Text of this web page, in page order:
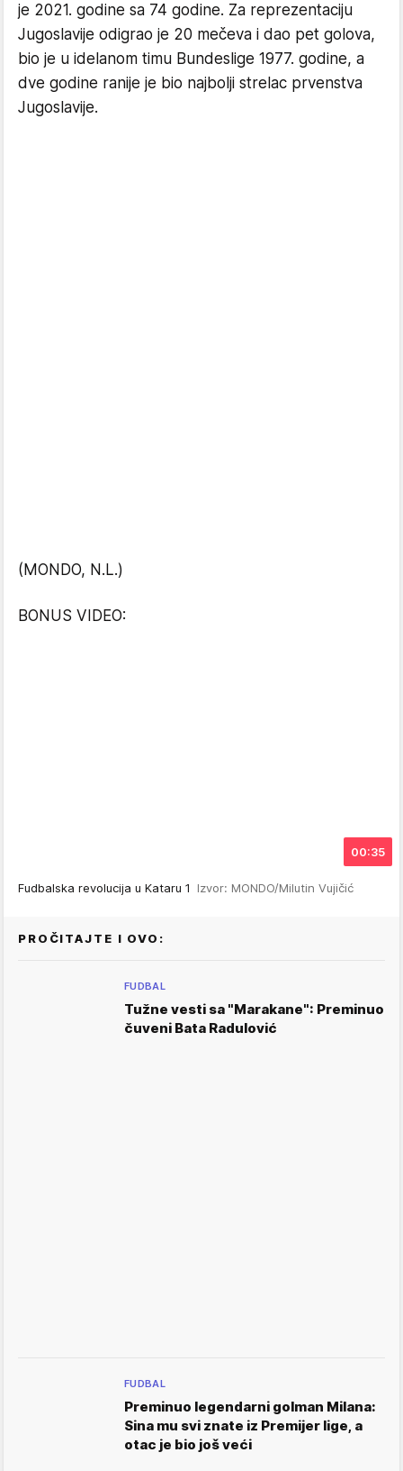
je 2021. godine sa 74 godine. Za reprezentaciju
Jugoslavije odigrao je 20 mečeva i dao pet golova,
bio je u idelanom timu Bundeslige 1977. godine, a
dve godine ranije je bio najbolji strelac prvenstva
Jugoslavije.
(MONDO, N.L.)
BONUS VIDEO:
00:35
Fudbalska revolucija u Kataru 1 Izvor: MONDO/Milutin Vujičić
PROČITAJTE I OVO:
FUDBAL
Tužne vesti sa "Marakane": Preminuo
čuveni Bata Radulović
FUDBAL
Preminuo legendarni golman Milana:
Sina mu svi znate iz Premijer lige, a
otac je bio još veći